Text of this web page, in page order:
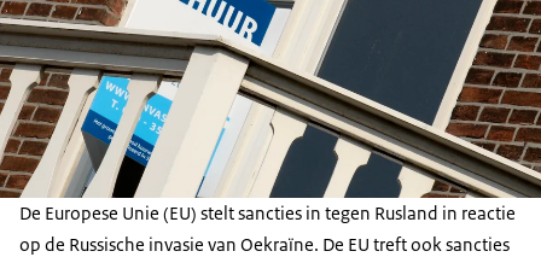
De Europese Unie (EU) stelt sancties in tegen Rusland in reactie
op de Russische invasie van Oekraïne. De EU treft ook sancties